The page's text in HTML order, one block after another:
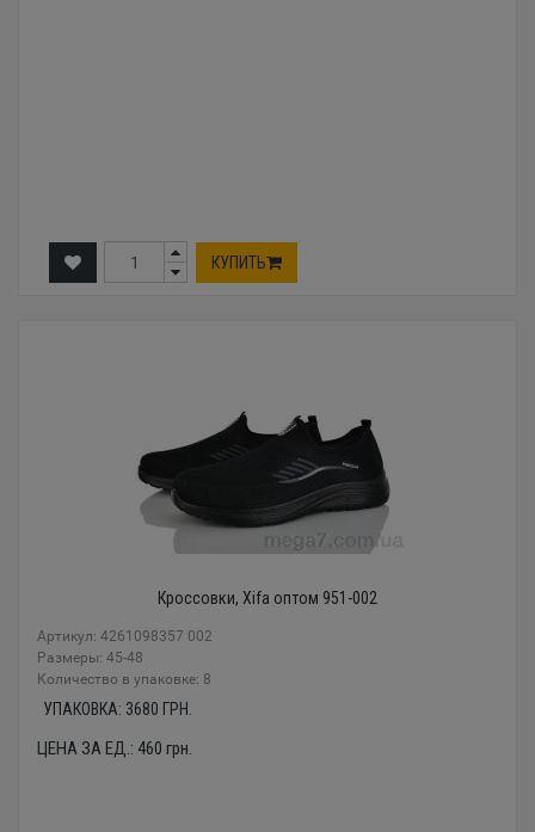
КУПИТЬ
Кроссовки, Xifa оптом 951-002
Артикул: 4261098357 002
Размеры: 45-48
Количество в упаковке: 8
УПАКОВКА: 3680 ГРН.
ЦЕНА ЗА ЕД.: 460 грн.